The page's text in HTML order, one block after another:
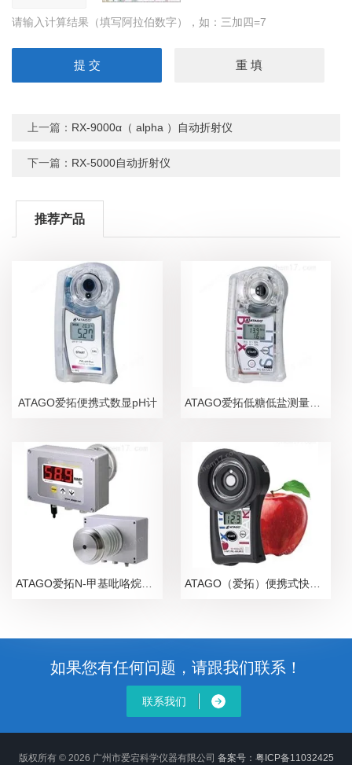
请输入计算结果（填写阿拉伯数字），如：三加四=7
上一篇： RX-9000α（ alpha ）自动折射仪
下一篇： RX-5000自动折射仪
推荐产品
ATAGO爱拓便携式数显pH计 ATAGO爱拓低糖低盐测量糖盐度计
ATAGO（爱拓）便携式快速苹果无损糖度计
如果您有任何问题，请跟我们联系！
联系我们
版权所有 © 2026 广州市爱宕科学仪器有限公司 备案号：粤ICP备11032425